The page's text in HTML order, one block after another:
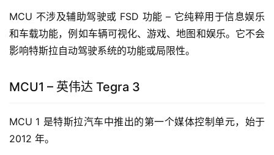
MCU 不涉及辅助驾驶或 FSD 功能 – 它纯粹用于信息娱乐
和车载功能，例如车辆可视化、游戏、地图和娱乐。它不会
影响特斯拉自动驾驶系统的功能或局限性。
MCU1 – 英伟达 Tegra 3
MCU 1 是特斯拉汽车中推出的第一个媒体控制单元，始于
2012 年。